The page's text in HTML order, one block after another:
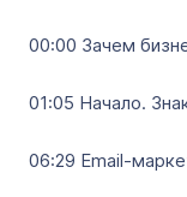
00:00 Зачем
01:05 Начало.
06:29 Email-